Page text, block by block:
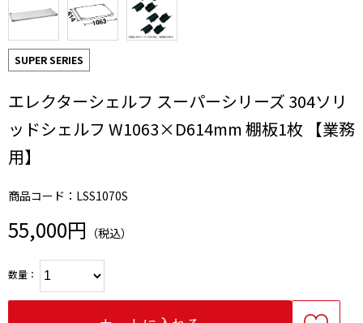
SUPER SERIES
エレクターシェルフ スーパーシリーズ 304ソリ
ッドシェルフ W1063×D614mm 棚板1枚 【業務
用】
商品コード：LSS1070S
55,000円 （税込）
数量：